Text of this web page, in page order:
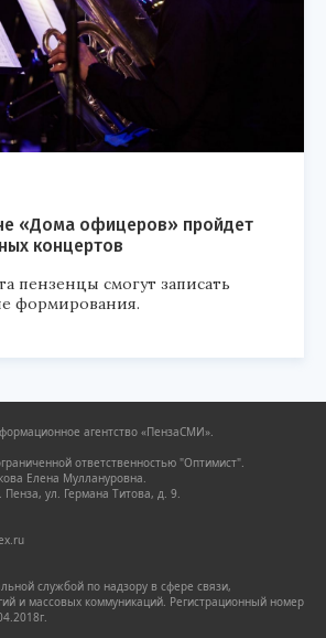
«Дома офицеров» пройдет
концертов
пензенцы смогут записать
формирования.
агентство «ПензаСМИ».
ответственностью "Оптимист".
Елена Муллануровна.
ул. Германа Титова, д. 9.
службой по надзору в сфере связи,
и массовых коммуникаций. Регистрационный номер